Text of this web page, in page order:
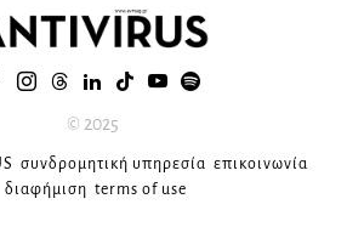
© 2025
συνδρομητική υπηρεσία επικοινωνία
διαφήμιση terms of use